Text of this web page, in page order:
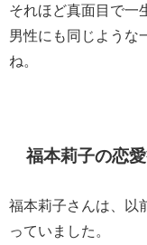
それほど真面目で一
男性にも同じような
ね。
福本莉子の恋
福本莉子さんは、以
っていました。